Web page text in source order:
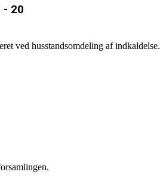
- 20
ved husstandsomdeling af indkaldelse.